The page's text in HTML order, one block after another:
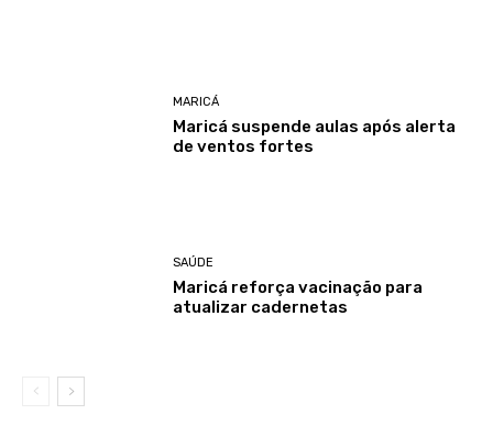
MARICÁ
Maricá suspende aulas após alerta
de ventos fortes
SAÚDE
Maricá reforça vacinação para
atualizar cadernetas